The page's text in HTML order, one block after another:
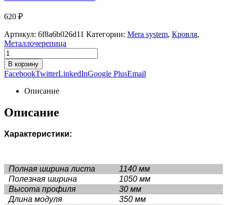
620 ₽
Артикул: 6f8a6b026d11 Категории: Mera system, Кровля,
Металлочерепица
В корзину
FacebookTwitterLinkedInGoogle PlusEmail
Описание
Описание
Характеристики:
Полная ширина листа
1140 мм
Полезная ширина
1050 мм
Высота профиля
30 мм
Длина модуля
350 мм